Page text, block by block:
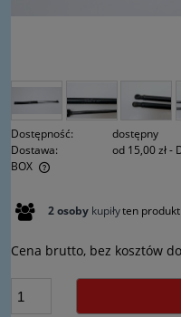
Dostępność:
dostępny
Dostawa:
od 15,00 zł-
BOX
Cena nie zawiera
2osoby kupiłyten produkt
Cena brutto, bez kosztów